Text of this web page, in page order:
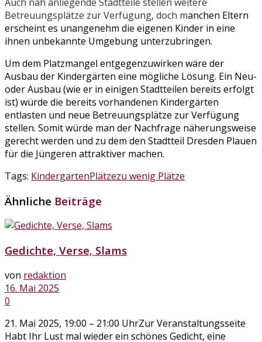
Betreuungsplätze zur Verfügung, doch manchen Eltern
erscheint es unangenehm die eigenen Kinder in eine
ihnen unbekannte Umgebung unterzubringen.
Um dem Platzmangel entgegenzuwirken wäre der
Ausbau der Kindergärten eine mögliche Lösung. Ein Neu-
oder Ausbau (wie er in einigen Stadtteilen bereits erfolgt
ist) würde die bereits vorhandenen Kindergärten
entlasten und neue Betreuungsplätze zur Verfügung
stellen. Somit würde man der Nachfrage näherungsweise
gerecht werden und zu dem den Stadtteil Dresden Plauen
für die Jüngeren attraktiver machen.
Tags: KindergartenPlätzezu wenig Plätze
Ähnliche Beiträge
Gedichte, Verse, Slams
von redaktion
16. Mai 2025
0
21. Mai 2025, 19:00 – 21:00 UhrZur Veranstaltungsseite
Habt Ihr Lust mal wieder ein schönes Gedicht, eine